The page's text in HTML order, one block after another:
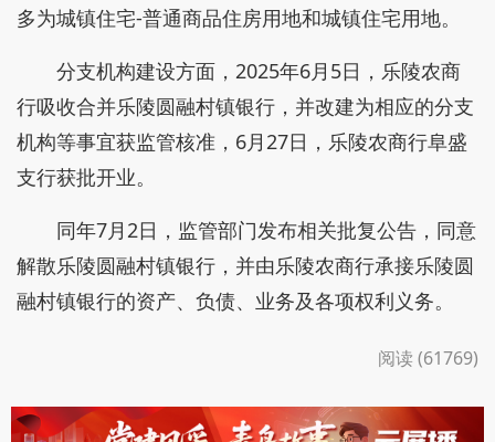
多为城镇住宅-普通商品住房用地和城镇住宅用地。
分支机构建设方面，2025年6月5日，乐陵农商
行吸收合并乐陵圆融村镇银行，并改建为相应的分支
机构等事宜获监管核准，6月27日，乐陵农商行阜盛
支行获批开业。
同年7月2日，监管部门发布相关批复公告，同意
解散乐陵圆融村镇银行，并由乐陵农商行承接乐陵圆
融村镇银行的资产、负债、业务及各项权利义务。
阅读 (61769)